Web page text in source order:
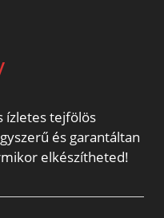
ízletes tejfölös
és garantáltan
elkészítheted!